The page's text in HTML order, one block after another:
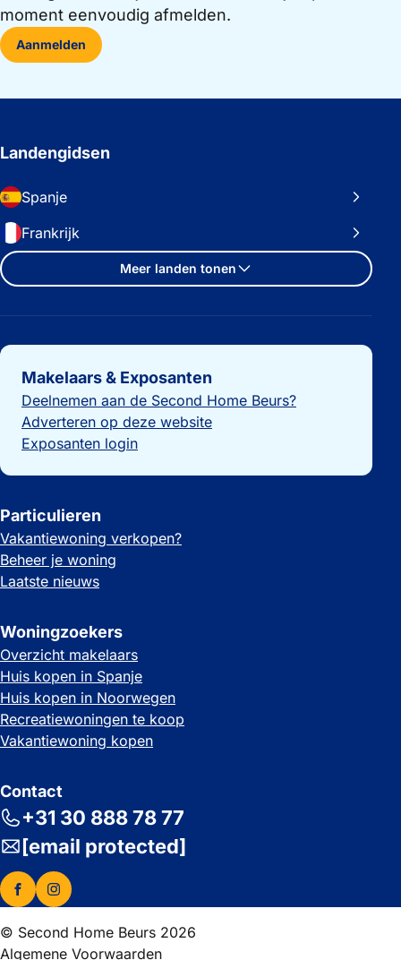
moment eenvoudig afmelden.
Aanmelden
Landengidsen
Spanje
Frankrijk
Meer landen tonen
Belangrijke links
Makelaars & Exposanten
Deelnemen aan de Second Home Beurs?
Adverteren op deze website
Exposanten login
Particulieren
Vakantiewoning verkopen?
Beheer je woning
Laatste nieuws
Woningzoekers
Overzicht makelaars
Huis kopen in Spanje
Huis kopen in Noorwegen
Recreatiewoningen te koop
Vakantiewoning kopen
Contact
+31 30 888 78 77
[email protected]
© Second Home Beurs 2026
Algemene Voorwaarden